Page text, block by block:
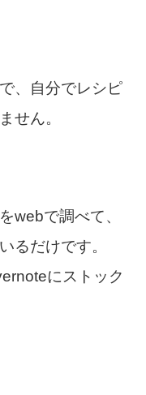
、自分でレシピ
せん。
webで調べて、
るだけです。
にストック